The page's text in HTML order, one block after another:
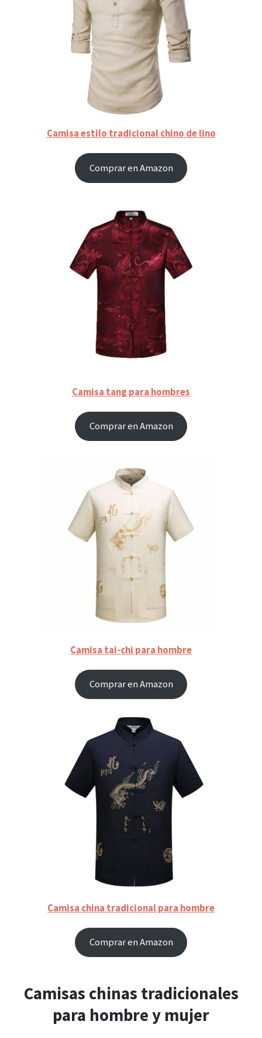
Camisa estilo tradicional chino de lino
Comprar en Amazon
Camisa tang para hombres
Comprar en Amazon
Camisa tai-chi para hombre
Comprar en Amazon
Camisa china tradicional para hombre
Comprar en Amazon
Camisas chinas tradicionales
para hombre y mujer